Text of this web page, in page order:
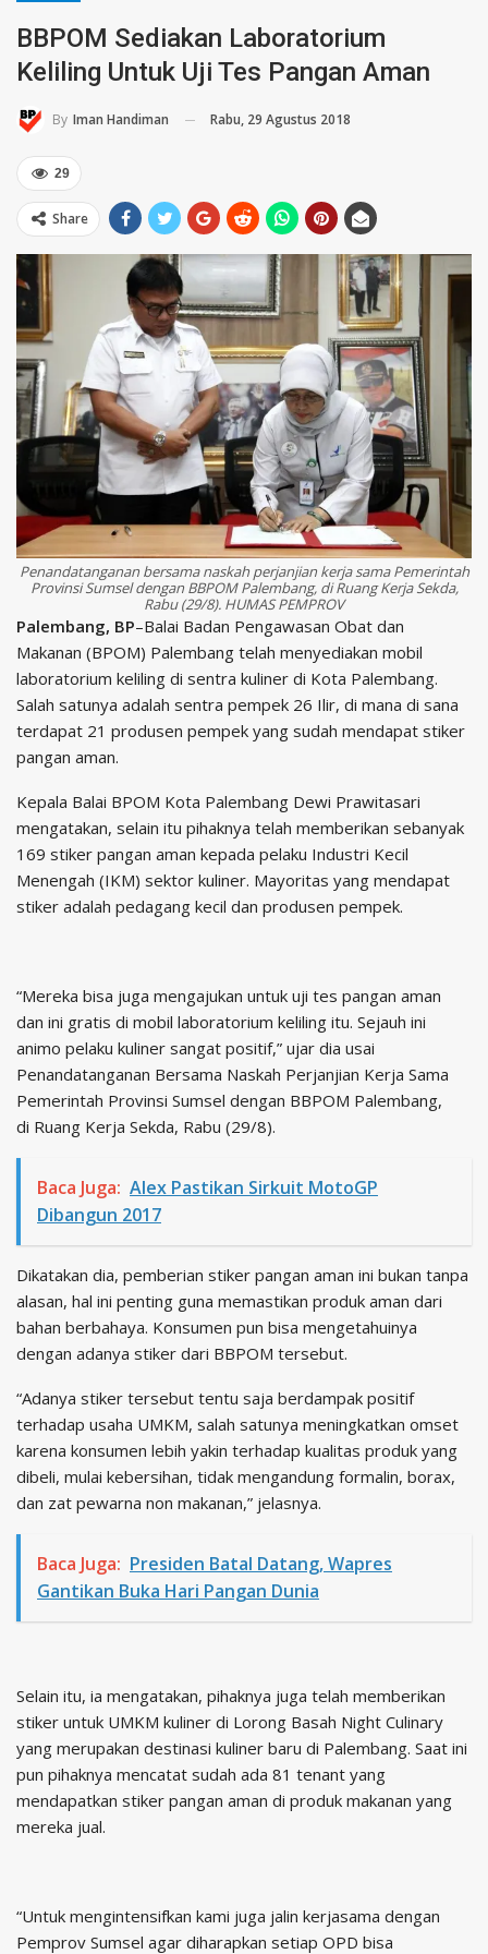
BBPOM Sediakan Laboratorium
Keliling Untuk Uji Tes Pangan Aman
By Iman Handiman Rabu, 29 Agustus 2018
29
Share
Penandatanganan bersama naskah perjanjian kerja sama Pemerintah
Provinsi Sumsel dengan BBPOM Palembang, di Ruang Kerja Sekda,
Rabu (29/8). HUMAS PEMPROV
Palembang, BP–Balai Badan Pengawasan Obat dan
Makanan (BPOM) Palembang telah menyediakan mobil
laboratorium keliling di sentra kuliner di Kota Palembang.
Salah satunya adalah sentra pempek 26 Ilir, di mana di sana
terdapat 21 produsen pempek yang sudah mendapat stiker
pangan aman.
Kepala Balai BPOM Kota Palembang Dewi Prawitasari
mengatakan, selain itu pihaknya telah memberikan sebanyak
169 stiker pangan aman kepada pelaku Industri Kecil
Menengah (IKM) sektor kuliner. Mayoritas yang mendapat
stiker adalah pedagang kecil dan produsen pempek.
“Mereka bisa juga mengajukan untuk uji tes pangan aman
dan ini gratis di mobil laboratorium keliling itu. Sejauh ini
animo pelaku kuliner sangat positif,” ujar dia usai
Penandatanganan Bersama Naskah Perjanjian Kerja Sama
Pemerintah Provinsi Sumsel dengan BBPOM Palembang,
di Ruang Kerja Sekda, Rabu (29/8).
Baca Juga: Alex Pastikan Sirkuit MotoGP
Dibangun 2017
Dikatakan dia, pemberian stiker pangan aman ini bukan tanpa
alasan, hal ini penting guna memastikan produk aman dari
bahan berbahaya. Konsumen pun bisa mengetahuinya
dengan adanya stiker dari BBPOM tersebut.
“Adanya stiker tersebut tentu saja berdampak positif
terhadap usaha UMKM, salah satunya meningkatkan omset
karena konsumen lebih yakin terhadap kualitas produk yang
dibeli, mulai kebersihan, tidak mengandung formalin, borax,
dan zat pewarna non makanan,” jelasnya.
Baca Juga: Presiden Batal Datang, Wapres
Gantikan Buka Hari Pangan Dunia
Selain itu, ia mengatakan, pihaknya juga telah memberikan
stiker untuk UMKM kuliner di Lorong Basah Night Culinary
yang merupakan destinasi kuliner baru di Palembang. Saat ini
pun pihaknya mencatat sudah ada 81 tenant yang
mendapatkan stiker pangan aman di produk makanan yang
mereka jual.
“Untuk mengintensifkan kami juga jalin kerjasama dengan
Pemprov Sumsel agar diharapkan setiap OPD bisa